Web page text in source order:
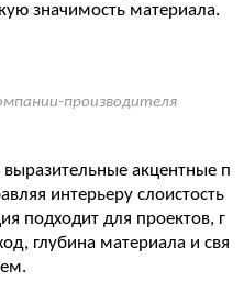
значимость материала.
производителя
выразительные акцентные п
интерьеру слоистость
подходит для проектов, г
глубина материала и свя